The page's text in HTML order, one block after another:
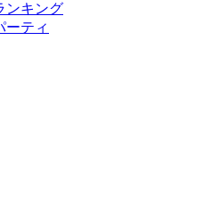
ンキング
ーティ